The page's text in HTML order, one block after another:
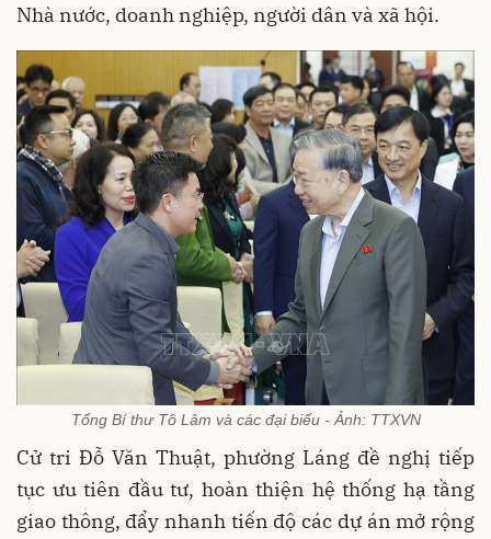
Nhà nước, doanh nghiệp, người dân và xã hội.
Tổng Bí thư Tô Lâm và các đại biểu - Ảnh: TTXVN
Cử tri Đỗ Văn Thuật, phường Láng đề nghị tiếp
tục ưu tiên đầu tư, hoàn thiện hệ thống hạ tầng
giao thông, đẩy nhanh tiến độ các dự án mở rộng